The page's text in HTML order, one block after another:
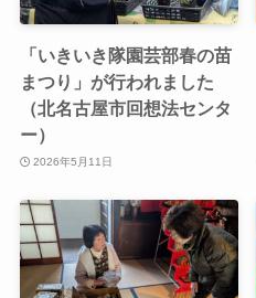
「いきいき隊園芸部春の苗
まつり」が行われました
（北名古屋市回想法センタ
ー）
2026年5月11日